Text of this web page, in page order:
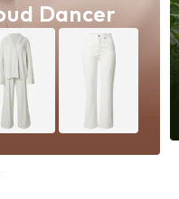
Dancer